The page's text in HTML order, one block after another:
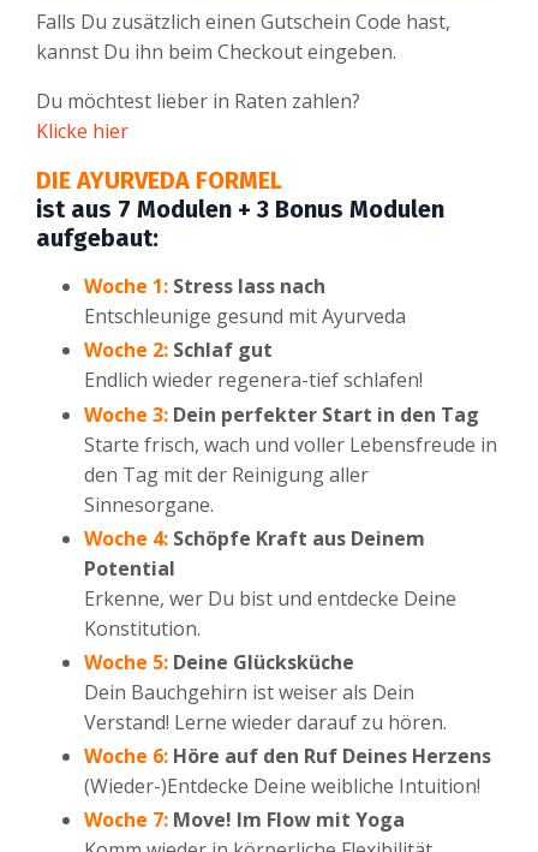
Falls Du zusätzlich einen Gutschein Code hast,
kannst Du ihn beim Checkout eingeben.
Du möchtest lieber in Raten zahlen?
Klicke hier
DIE AYURVEDA FORMEL
ist aus 7 Modulen + 3 Bonus Modulen
aufgebaut:
Woche 1: Stress lass nach
Entschleunige gesund mit Ayurveda
Woche 2: Schlaf gut
Endlich wieder regenera-tief schlafen!
Woche 3: Dein perfekter Start in den Tag
Starte frisch, wach und voller Lebensfreude in
den Tag mit der Reinigung aller
Sinnesorgane.
Woche 4: Schöpfe Kraft aus Deinem
Potential
Erkenne, wer Du bist und entdecke Deine
Konstitution.
Woche 5: Deine Glücksküche
Dein Bauchgehirn ist weiser als Dein
Verstand! Lerne wieder darauf zu hören.
Woche 6: Höre auf den Ruf Deines Herzens
(Wieder-)Entdecke Deine weibliche Intuition!
Woche 7: Move! Im Flow mit Yoga